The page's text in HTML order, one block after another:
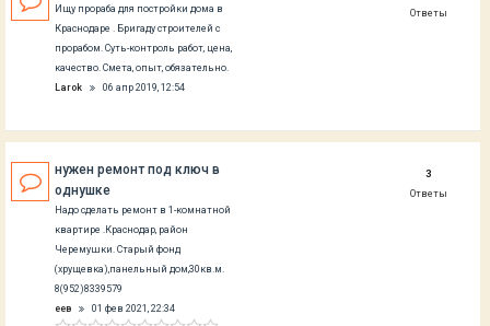
Ищу прораба для постройки дома в
Краснодаре . Бригаду строителей с
прорабом. Суть-контроль работ, цена,
качество. Смета, опыт, обязательно.
Larok
06 апр 2019, 12:54
Ответы
нужен ремонт под ключ в
однушке
Надо сделать ремонт в 1-комнатной
квартире .Краснодар, район
Черемушки. Старый фонд
(хрущевка),панельный дом,30кв.м.
8(952)8339579
еев
01 фев 2021, 22:34
3
Ответы